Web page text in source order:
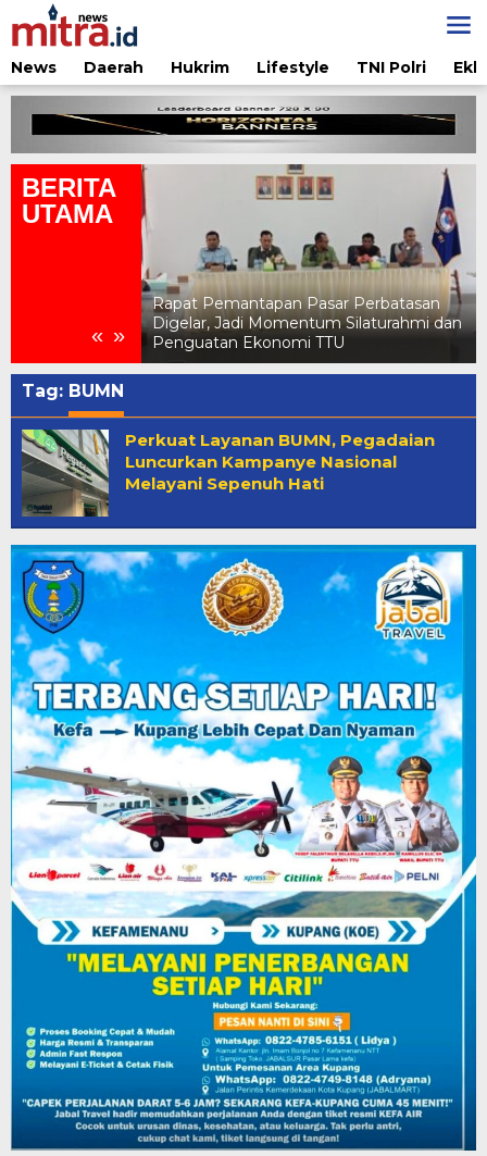
Lewati
ke
konten
News
Daerah Hukrim Lifestyle TNI Polri
BERITA
UTAMA
« »
Pertamina Edukasi Penggunaan LPG
Aman di Jambore Daerah Pramuka X
NTT 2026
Tag: BUMN
Perkuat Layanan BUMN, Pegadaian
Luncurkan Kampanye Nasional
Melayani Sepenuh Hati